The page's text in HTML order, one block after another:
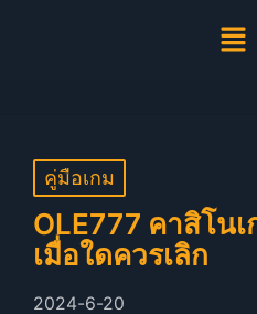
คู่มือเกม
OLE777 คาสิโน
เมื่อใดควรเลิก
2024-6-20